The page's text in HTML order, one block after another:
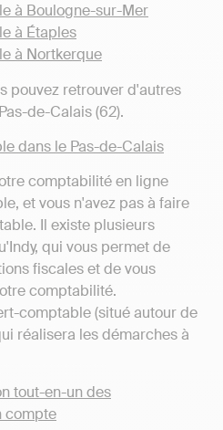
à Boulogne-sur-Mer
à Étaples
à Nortkerque
pouvez retrouver d'autres
de-Calais (62).
dans le Pas-de-Calais
comptabilité en ligne
et vous n'avez pas à faire
Il existe plusieurs
qui vous permet de
fiscales et de vous
comptabilité.
comptable (situé autour de
réalisera les démarches à